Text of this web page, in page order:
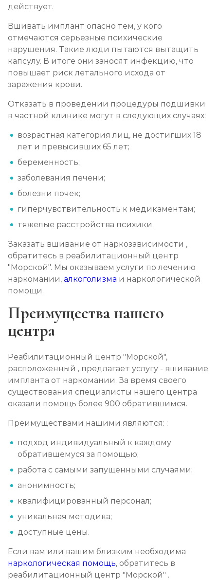
действует.
Вшивать имплант опасно тем, у кого
отмечаются серьезные психические
нарушения. Такие люди пытаются вытащить
капсулу. В итоге они заносят инфекцию, что
повышает риск летального исхода от
заражения крови.
Отказать в проведении процедуры подшивки
в частной клинике могут в следующих случаях:
возрастная категория лиц, не достигших 18
лет и превысивших 65 лет;
беременность;
заболевания печени;
болезни почек;
гиперчувствительность к медикаментам;
тяжелые расстройства психики.
Заказать вшивание от наркозависимости ,
обратитесь в реабилитационный центр
"Морской". Мы оказываем услуги по лечению
наркомании, алкоголизма и наркологической
помощи.
Преимущества нашего
центра
Реабилитационный центр "Морской",
расположенный , предлагает услугу - вшивание
импланта от наркомании. За время своего
существования специалисты нашего центра
оказали помощь более 900 обратившимся.
Преимуществами нашими являются: :
подход индивидуальный к каждому
обратившемуся за помощью;
работа с самыми запущенными случаями;
анонимность;
квалифицированный персонал;
уникальная методика;
доступные цены.
Если вам или вашим близким необходима
наркологическая помощь, обратитесь в
реабилитационный центр "Морской" .